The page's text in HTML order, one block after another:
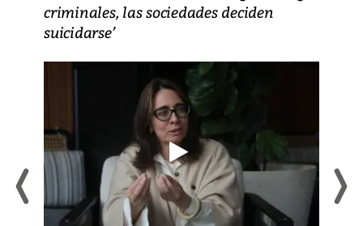
criminales, las sociedades deciden
suicidarse’